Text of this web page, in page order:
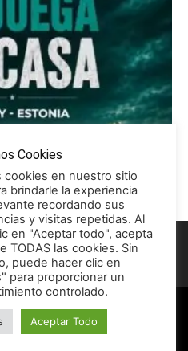
Círculo
Licencia CC
Cookies
cookies en nuestro sitio
brindarle la experiencia
recordando sus
y visitas repetidas. Al
en "Aceptar todo", acepta
TODAS las cookies. Sin
puede hacer clic en
para proporcionar un
controlado.
Aceptar Todo